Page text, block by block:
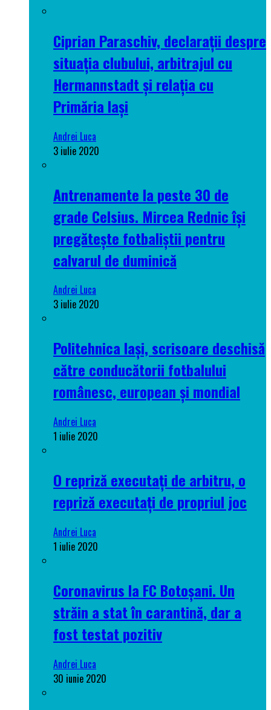
Ciprian Paraschiv, declarații despre
situația clubului, arbitrajul cu
Hermannstadt și relația cu
Primăria Iași
Andrei Luca
3 iulie 2020
Antrenamente la peste 30 de
grade Celsius. Mircea Rednic își
pregătește fotbaliștii pentru
calvarul de duminică
Andrei Luca
3 iulie 2020
Politehnica Iași, scrisoare deschisă
către conducătorii fotbalului
românesc, european și mondial
Andrei Luca
1 iulie 2020
O repriză executați de arbitru, o
repriză executați de propriul joc
Andrei Luca
1 iulie 2020
Coronavirus la FC Botoșani. Un
străin a stat în carantină, dar a
fost testat pozitiv
Andrei Luca
30 iunie 2020